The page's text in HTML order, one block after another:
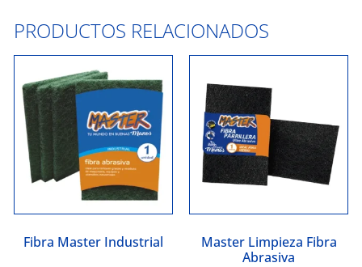
PRODUCTOS RELACIONADOS
Fibra Master Industrial
Master Limpieza Fibra
Abrasiva